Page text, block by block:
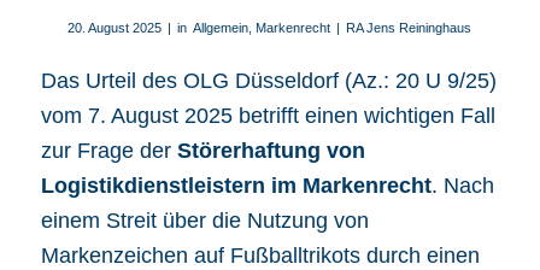
20. August 2025 | in Allgemein ,Markenrecht | RA Jens Reininghaus
Das Urteil des OLG Düsseldorf (Az.: 20 U 9/25)
vom 7. August 2025 betrifft einen wichtigen Fall
zur Frage der Störerhaftung von
Logistikdienstleistern im Markenrecht. Nach
einem Streit über die Nutzung von
Markenzeichen auf Fußballtrikots durch einen